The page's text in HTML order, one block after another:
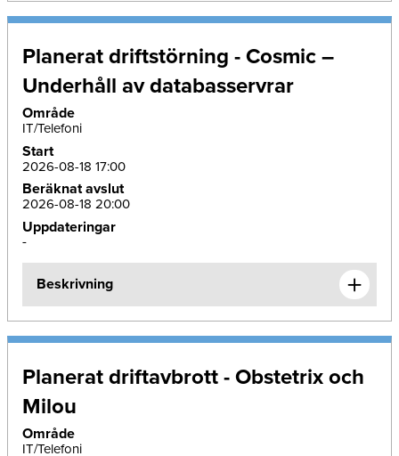
Planerat driftstörning - Cosmic –
Underhåll av databasservrar
Område
IT/Telefoni
Start
2026-08-18 17:00
Beräknat avslut
2026-08-18 20:00
Uppdateringar
-
Beskrivning
Planerat driftavbrott - Obstetrix och
Milou
Område
IT/Telefoni